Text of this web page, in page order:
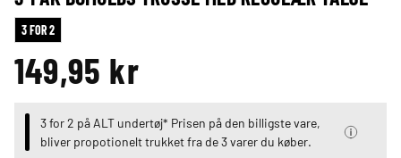
3 FOR 2
149,95 kr
3 for 2 på ALT undertøj* Prisen på den billigste vare,
bliver propotionelt trukket fra de 3 varer du køber.